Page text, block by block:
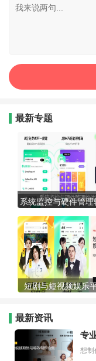
最新专题
系统监控与硬件管理
短剧与短视频娱乐
最新资讯
专